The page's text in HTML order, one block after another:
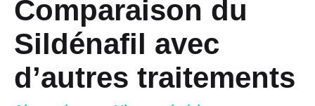
Comparaison du
Sildénafil avec
d’autres traitements